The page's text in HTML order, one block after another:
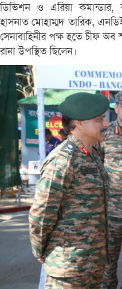
ডিভিশন ও এরিয়া
হাসনাত মোহাম্মদ তারিক,
সেনাবাহিনীর পক্ষ হতে চীফ
রানা উপস্থিত ছিলেন।